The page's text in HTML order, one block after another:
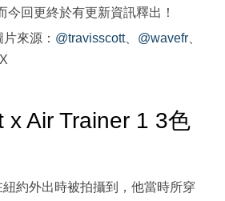
今回更終於有更新資訊釋出！
來源： @travisscott、 @wavefr
x Air Trainer 1 3色
約外出時被拍攝到，他當時所穿